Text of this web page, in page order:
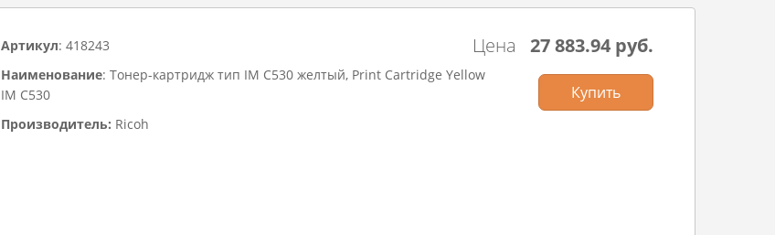
Артикул: 418243
Наименование: Тонер-картридж тип IM C530 желтый, Print Cartridge Yellow
IM C530
Производитель: Ricoh
Цена 27 883.94 руб.
Купить